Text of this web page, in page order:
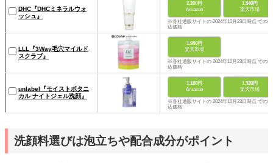
DHC『DHCミネラルウォ
ッシュ』
2,200円
Amazon
1,540円
楽天市場
※各社通販サイトの 2024年10月23日時点 での税
込価格
LLL『3Way毛穴マイルド
スクラブ』
1,980円
楽天市場
※各社通販サイトの 2024年10月23日時点 での税
込価格
unlabel『モイストボタニ
カル ナイトジェル洗顔』
1,180円
Amazon
1,320円
楽天市場
※各社通販サイトの 2024年10月23日時点 での税
込価格
洗顔料選びは泡立ちや配合成分がポイント